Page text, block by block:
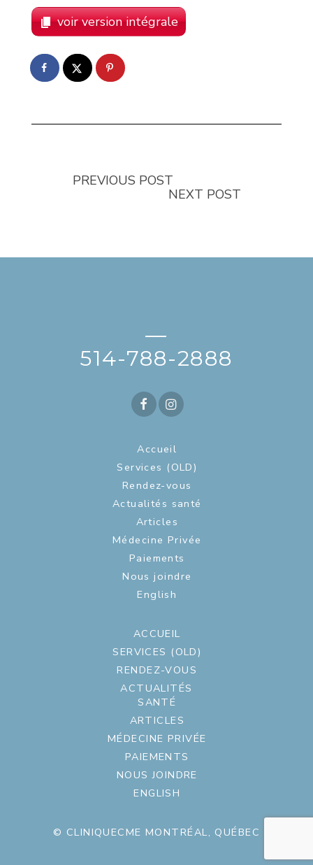
voir version intégrale
PREVIOUS POST
NEXT POST
—
514-788-2888
Accueil
Services (OLD)
Rendez-vous
Actualités santé
Articles
Médecine Privée
Paiements
Nous joindre
English
ACCUEIL
SERVICES (OLD)
RENDEZ-VOUS
ACTUALITÉS
SANTÉ
ARTICLES
MÉDECINE PRIVÉE
PAIEMENTS
NOUS JOINDRE
ENGLISH
© CLINIQUECME MONTRÉAL, QUÉBEC